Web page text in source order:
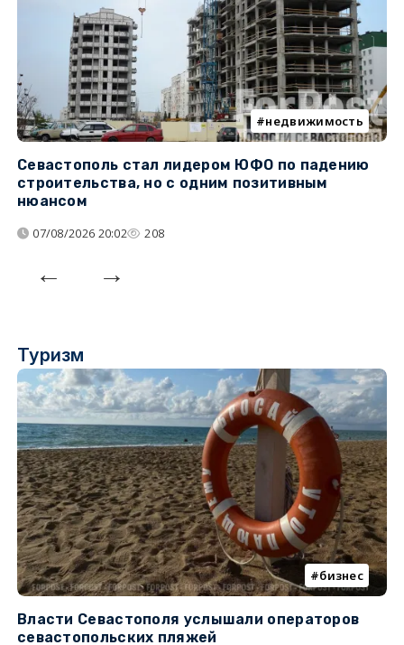
недвижимость
Севастополь стал лидером ЮФО по падению
строительства, но с одним позитивным
нюансом
07/08/2026 20:02 208
Туризм
бизнес
Власти Севастополя услышали операторов
севастопольских пляжей